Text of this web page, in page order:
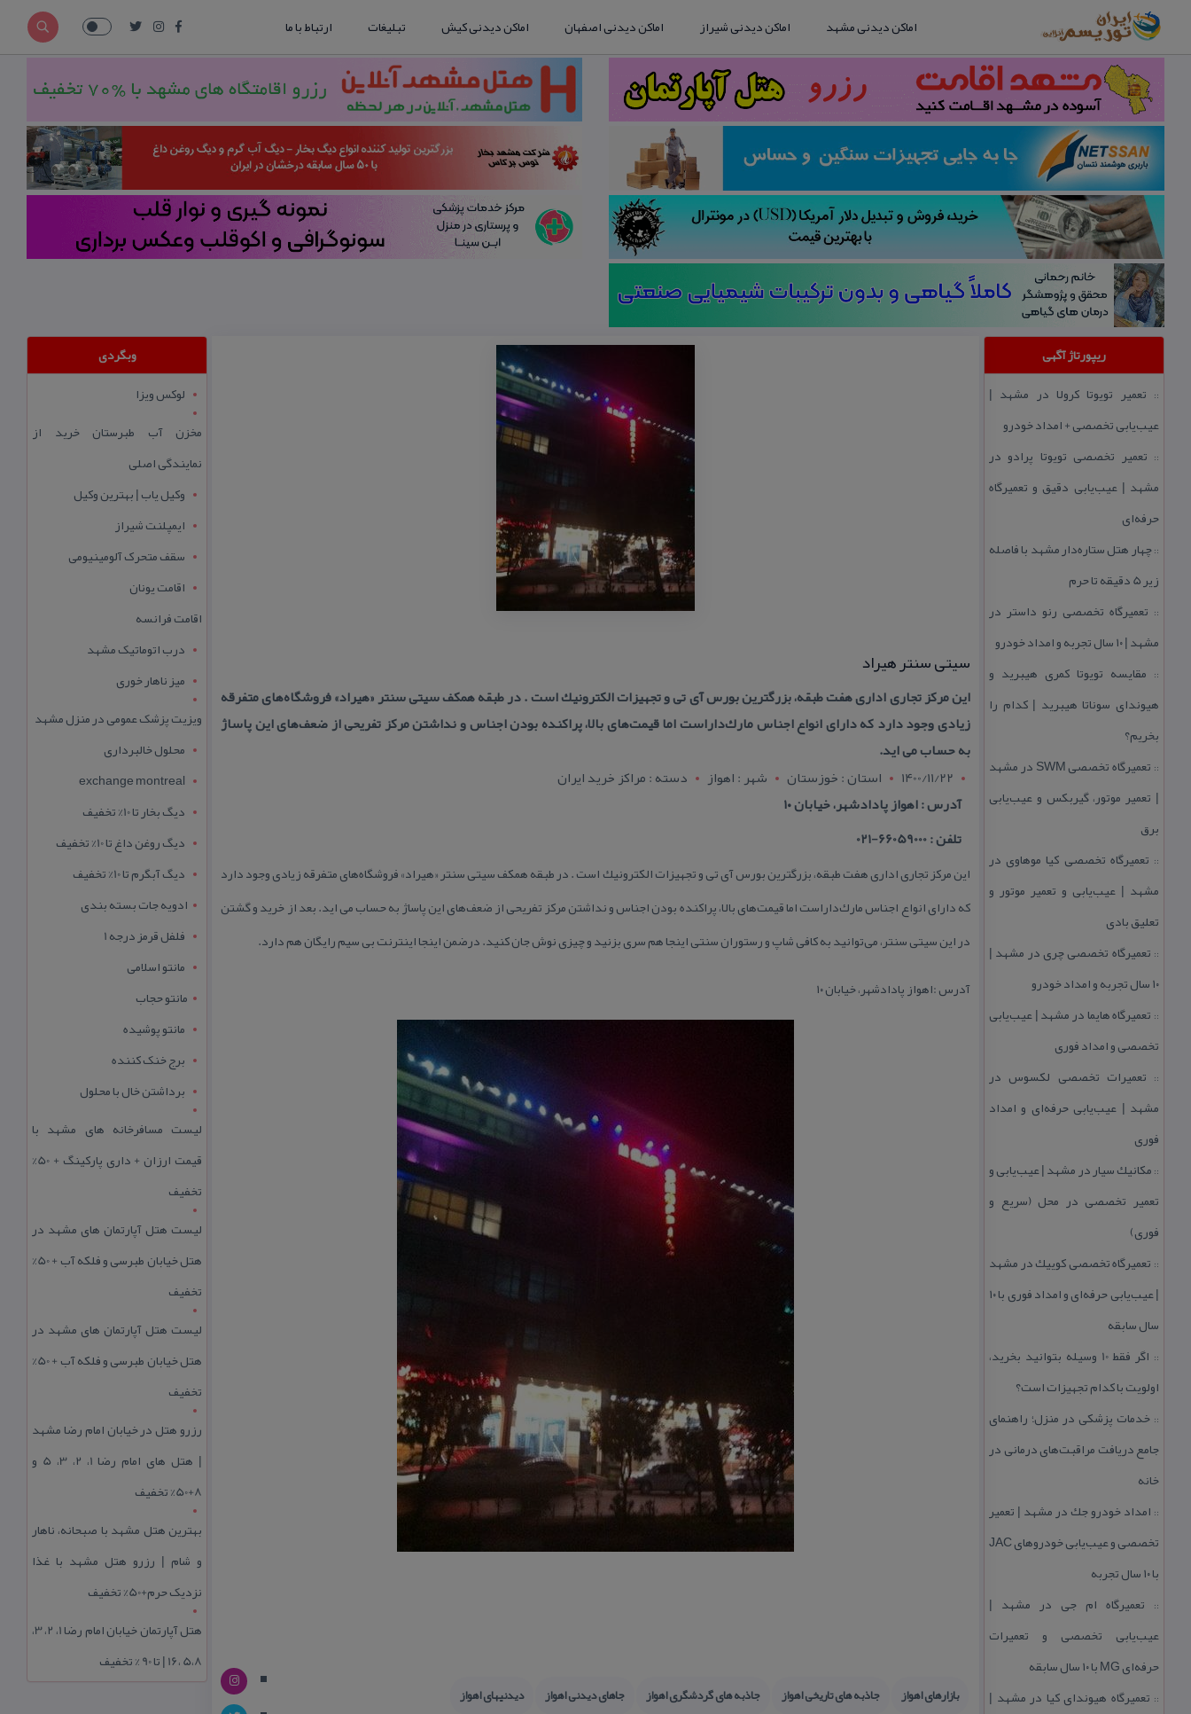
اماکن دیدنی مشهد اماکن دیدنی شیراز اماکن دیدنی اصفهان اماکن دیدنی کیش تبلیغات ارتباط با ما
ریپورتاژ آگهی
:: تعمیر تویوتا كرولا در مشهد |
عیب‌یابی تخصصی + امداد خودرو
:: تعمیر تخصصی تویوتا پرادو در
مشهد | عیب‌یابی دقیق و تعمیرگاه
حرفه‌ای
::چهار هتل‌ ستاره‌دار مشهد با فاصله
زیر 5 دقیقه تا حرم
:: تعمیرگاه تخصصی رنو داستر در
مشهد | ۱۰ سال تجربه و امداد خودرو
:: مقایسه تویوتا كمری هیبرید و
هیوندای سوناتا هیبرید | كدام را
بخریم؟
::
تعمیرگاه تخصصی SWM در مشهد
| تعمیر موتور، گیربكس و عیب‌یابی
برق
:: تعمیرگاه تخصصی كیا موهاوی در
مشهد | عیب‌یابی و تعمیر موتور و
تعلیق بادی
:: تعمیرگاه تخصصی چری در مشهد |
۱۰ سال تجربه و امداد خودرو
:: تعمیرگاه هایما در مشهد | عیب‌یابی
تخصصی و امداد فوری
:: تعمیرات تخصصی لكسوس در
مشهد | عیب‌یابی حرفه‌ای و امداد
فوری
:: مكانیك سیار در مشهد | عیب‌یابی و
تعمیر تخصصی در محل (سریع و
فوری)
:: تعمیرگاه تخصصی كوییك در مشهد
| عیب‌یابی حرفه‌ای و امداد فوری با ۱۰
سال سابقه
::
اگر فقط 10 وسیله بتوانید بخرید،
اولویت با كدام تجهیزات است؟
:: خدمات پزشكی در منزل؛ راهنمای
جامع دریافت مراقبت‌های درمانی در
خانه
:: امداد خودرو جك در مشهد | تعمیر
تخصصی و عیب‌یابی خودروهای JAC
با ۱۰ سال تجربه
:: تعمیرگاه ام جی در مشهد |
عیب‌یابی تخصصی و تعمیرات
حرفه‌ای MG با ۱۰ سال سابقه
:: تعمیرگاه هیوندای كیا در مشهد |
سیتی سنتر هیراد
این مركز تجاری اداری هفت طبقه، بزرگترین بورس آی تی و تجهیزات الكترونیك است . در طبقه همكف سیتی سنتر «هیراد» فروشگاه‌های متفرقه
زیادی وجود دارد كه دارای انواع اجناس مارك‌داراست اما قیمت‌های بالا، پراكنده بودن اجناس و نداشتن مركز تفریحی از ضعف‌های این پاساژ
به حساب می اید.
1400/11/22
استان : خوزستان شهر : اهواز
دسته : مراكز خرید ایران
آدرس : اهواز پادادشهر، خیابان ۱۰
تلفن : 66059000-021
این مركز تجاری اداری هفت طبقه، بزرگترین بورس آی تی و تجهیزات الكترونیك است . در طبقه همكف سیتی سنتر «هیراد» فروشگاه‌های متفرقه زیادی وجود دارد
كه دارای انواع اجناس مارك‌داراست اما قیمت‌های بالا، پراكنده بودن اجناس و نداشتن مركز تفریحی از ضعف‌های این پاساژ به حساب می اید. بعد از خرید و گشتن
در این سیتی سنتر، می‌توانید به كافی شاپ و رستوران سنتی اینجا هم سری بزنید و چیزی نوش جان كنید. درضمن اینجا اینترنت بی سیم رایگان هم دارد.
آدرس :اهواز پادادشهر، خیابان ۱۰
بازارهای اهواز جاذبه های تاریخی اهواز جاذبه های گردشگری اهواز جاهای دیدنی اهواز دیدنیهای اهواز
وبگردی
لوکس ویزا
مخزن آب طبرستان خرید از
نمایندگی اصلی
وکیل یاب | بهترین وکیل
ایمپلنت شیراز
سقف متحرک آلومینیومی
اقامت یونان
اقامت فرانسه
درب اتوماتیک مشهد
میز ناهار خوری
ویزیت پزشک عمومی در منزل مشهد
محلول خالبرداری
exchange montreal
دیگ بخار تا 10% تخفیف
دیگ روغن داغ تا 10% تخفیف
دیگ آبگرم تا 10% تخفیف
ادویه جات بسته بندی
فلفل قرمز درجه 1
مانتو اسلامی
مانتو حجاب
مانتو پوشیده
برج خنک کننده
برداشتن خال با محلول
لیست مسافرخانه های مشهد با
قیمت ارزان + داری پارکینگ + 50%
تخفیف
لیست هتل آپارتمان های مشهد در
هتل خیابان طبرسی و فلکه آب + 50%
تخفیف
لیست هتل آپارتمان های مشهد در
هتل خیابان طبرسی و فلکه آب + 50%
تخفیف
رزرو هتل در خیابان امام رضا مشهد
| هتل‌ های امام رضا 1، 2، 3، 5 و
8+50% تخفیف
بهترین هتل مشهد با صبحانه، ناهار
و شام | رزرو هتل مشهد با غذا
نزدیک حرم+50% تخفیف
هتل آپارتمان خیابان امام رضا 1، 2، 3،
5،8 ،16 | تا 90 % تخفیف